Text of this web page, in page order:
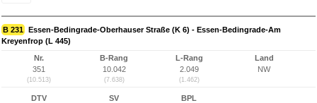
B 231 Essen-Bedingrade-Oberhauser Straße (K 6) - Essen-Bedingrade-Am
Kreyenfrop (L 445)
Nr.
351
(10.513)
B-Rang
10.042
(7.638)
L-Rang
2.049
(1.462)
Land
NW
DTV
SV
BPL